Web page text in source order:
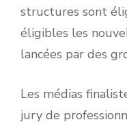
structures sont
éligibles les
lancées par des
Les médias
jury de